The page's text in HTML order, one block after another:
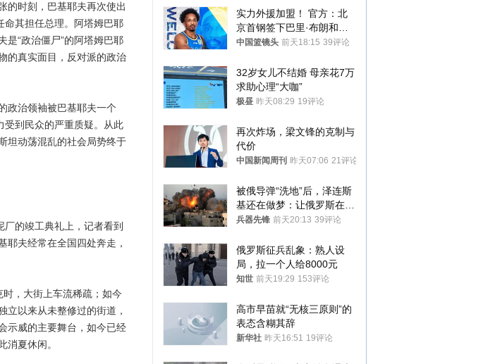
的时刻，巴基耶夫再次使出
命其担任总理。阿塔姆巴耶
是“政治僵尸”的阿塔姆巴耶
的真实面目，反对派的政治
治领袖被巴基耶夫一个
受到民众的严重质疑。从此
坦动荡混乱的社会局势终于
的竣工典礼上，记者看到
耶夫经常在全国四处奔走，
，大街上车流稀疏；如今
立以来从未整修过的街道，
示威的主要舞台，如今已经
夏休闲。
实力外援加盟！ 官方：北
京首钢签下巴里·布朗和桑
普森
中国篮镜头 前天18:15 39评论
32岁女儿不结婚 母亲花7万
求助心理“大咖”
极昼 昨天08:29 19评论
再次炸场，梁文锋的克制与
代价
中国新闻周刊 昨天07:06 21评论
被俄导弹“洗地”后，泽连斯
基还在做梦：让俄罗斯在冬
季前求和？
兵器先锋 前天20:13 39评论
俄罗斯征兵乱象：熟人设
局，拉一个人给8000元
知世 前天19:29 153评论
高市早苗就“无核三原则”的
表态含糊其辞
新华社 昨天16:51 19评论